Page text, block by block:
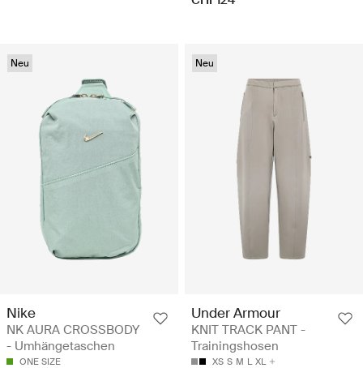
Neu
Nike
NK AURA CROSSBODY
- Umhängetaschen
ONE SIZE
Neu
Under Armour
KNIT TRACK PANT -
Trainingshosen
XS S M L XL